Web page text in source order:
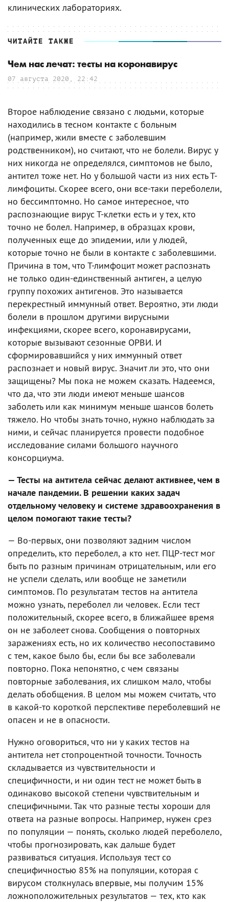
клинических лабораториях.
ЧИТАЙТЕ ТАКЖЕ
Чем нас лечат: тесты на коронавирус
07 августа 2020, 22:42
Второе наблюдение связано с людьми, которые
находились в тесном контакте с больным
(например, жили вместе с заболевшим
родственником), но считают, что не болели. Вирус у
них никогда не определялся, симптомов не было,
антител тоже нет. Но у большой части из них есть Т-
лимфоциты. Скорее всего, они все-таки переболели,
но бессимптомно. Но самое интересное, что
распознающие вирус Т-клетки есть и у тех, кто
точно не болел. Например, в образцах крови,
полученных еще до эпидемии, или у людей,
которые точно не были в контакте с заболевшими.
Причина в том, что Т-лимфоцит может распознать
не только один-единственный антиген, а целую
группу похожих антигенов. Это называется
перекрестный иммунный ответ. Вероятно, эти люди
болели в прошлом другими вирусными
инфекциями, скорее всего, коронавирусами,
которые вызывают сезонные ОРВИ. И
сформировавшийся у них иммунный ответ
распознает и новый вирус. Значит ли это, что они
защищены? Мы пока не можем сказать. Надеемся,
что да, что эти люди имеют меньше шансов
заболеть или как минимум меньше шансов болеть
тяжело. Но чтобы знать точно, нужно наблюдать за
ними, и сейчас планируется провести подобное
исследование силами большого научного
консорциума.
— Тесты на антитела сейчас делают активнее, чем в
начале пандемии. В решении каких задач
отдельному человеку и системе здравоохранения в
целом помогают такие тесты?
— Во-первых, они позволяют задним числом
определить, кто переболел, а кто нет. ПЦР-тест мог
быть по разным причинам отрицательным, или его
не успели сделать, или вообще не заметили
симптомов. По результатам тестов на антитела
можно узнать, переболел ли человек. Если тест
положительный, скорее всего, в ближайшее время
он не заболеет снова. Сообщения о повторных
заражениях есть, но их количество несопоставимо
с тем, какое было бы, если бы все заболевали
повторно. Пока непонятно, с чем связаны
повторные заболевания, их слишком мало, чтобы
делать обобщения. В целом мы можем считать, что
в какой-то короткой перспективе переболевший не
опасен и не в опасности.
Нужно оговориться, что ни у каких тестов на
антитела нет стопроцентной точности. Точность
складывается из чувствительности и
специфичности, и ни один тест не может быть в
одинаково высокой степени чувствительным и
специфичными. Так что разные тесты хороши для
ответа на разные вопросы. Например, нужен срез
по популяции — понять, сколько людей переболело,
чтобы прогнозировать, как дальше будет
развиваться ситуация. Используя тест со
специфичностью 85% на популяции, которая с
вирусом столкнулась впервые, мы получим 15%
ложноположительных результатов — тех, кто как